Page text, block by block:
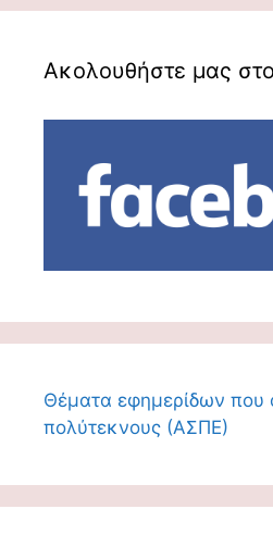
Ακολουθήστε μας
Θέματα εφημερίδων που
πολύτεκνους (ΑΣΠΕ)